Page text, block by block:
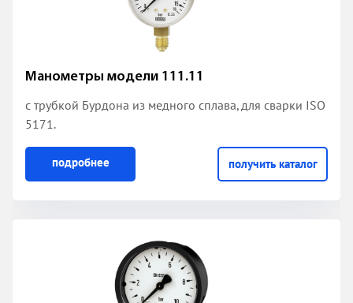
Манометры модели 111.11
с трубкой Бурдона из медного сплава, для сварки ISO
5171.
подробнее получить каталог